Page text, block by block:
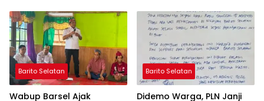
Bebas Kabut Asap
Barito Selatan
Wabup Barsel Ajak
Barito Selatan
Didemo Warga, PLN Janji